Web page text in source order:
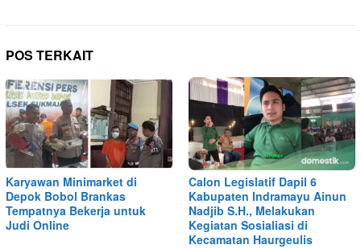
POS TERKAIT
Karyawan Minimarket di
Depok Bobol Brankas
Tempatnya Bekerja untuk
Judi Online
Calon Legislatif Dapil 6
Kabupaten Indramayu Ainun
Nadjib S.H., Melakukan
Kegiatan Sosialiasi di
Kecamatan Haurgeulis